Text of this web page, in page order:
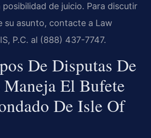
posibilidad de juicio. Para discutir
su asunto, contacte a Law
P.C. al (888) 437-7747.
De Disputas De
Maneja El Bufete
De Isle Of